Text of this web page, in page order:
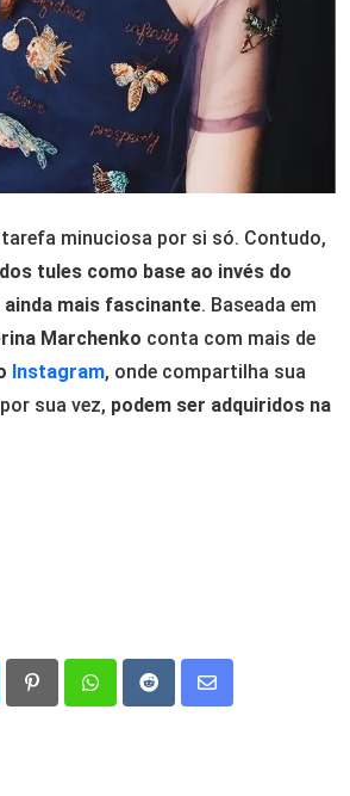
minuciosa por si só. Contudo,
tules como base ao invés do
mais fascinante. Baseada em
Marchenko conta com mais de
Instagram, onde compartilha sua
sua vez, podem ser adquiridos na
PinterestWhatsappRedditShare